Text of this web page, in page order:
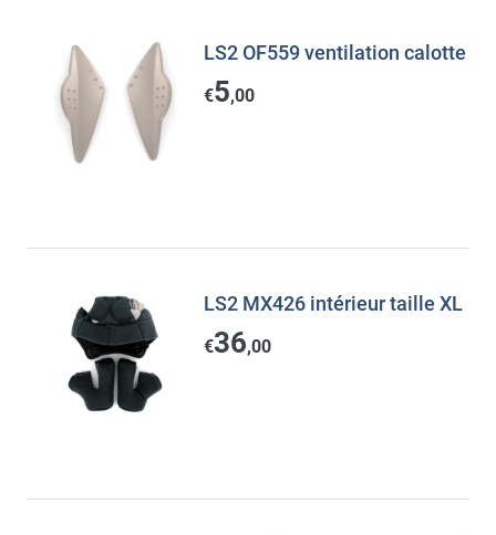
LS2 OF559 ventilation calotte
€5,00
LS2 MX426 intérieur taille XL
€36,00